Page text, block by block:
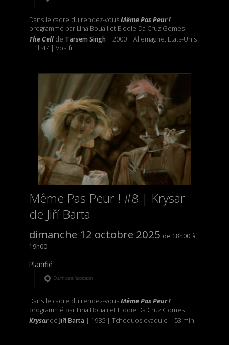
Dans le cadre du rendez-vousMême Pas Peur !
programmé par Lina Bouali et Elodie Da Cruz Gomes
The Cell de Tarsem Singh | 2000 | Allemagne, États-Unis
| 1h47 | Vostfr
Même Pas Peur ! #8 | Krysar
de Jiří Barta
dimanche 12 octobre 2025
18h00
19h00
Planifié
Ouvrir dans l’application
Dans le cadre du rendez-vousMême Pas Peur !
programmé par Lina Bouali et Elodie Da Cruz Gomes
Krysarde Jiří Barta | 1985 | Tchéquoslovaquie | 53 min